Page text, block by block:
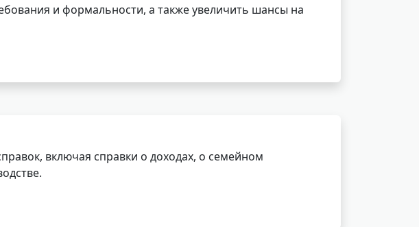
и формальности, а также увеличить шансы на
включая справки о доходах, о семейном